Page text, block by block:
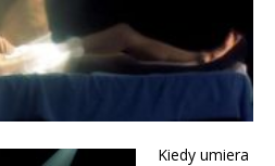
Kiedy umiera